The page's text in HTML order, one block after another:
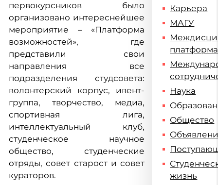
первокурсников было
организовано интереснейшее
мероприятие – «Платформа
возможностей», где
представили свои
направления все
подразделения студсовета:
волонтерский корпус, ивент-
группа, творчество, медиа,
спортивная лига,
интеллектуальный клуб,
студенческое научное
общество, студенческие
отряды, совет старост и совет
кураторов.
Карьера
МАГУ
платформа
Наука
Общество
жизнь